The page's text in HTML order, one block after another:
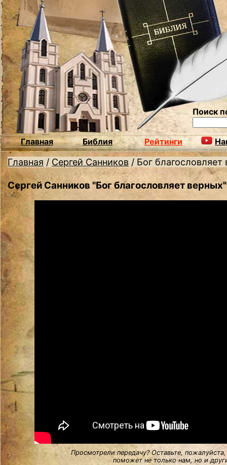
Поиск
Главная Библия Рейтинги
Главная / Сергей Санников / Бог благословляет
Сергей Санников "Бог благословляет верных"
Просмотрели передачу? Оставьте,
поможет не только нам, но и